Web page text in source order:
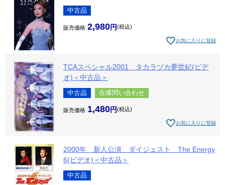
中古品
販売価格 2,980 税込
お気に入りに登録
TCAスペシャル2001 タカラヅカ夢世紀(ビデ
オ)＜中古品＞
中古品 在庫問い合わせ
販売価格 1,480 税込
お気に入りに登録
2000年 新人公演 ダイジェスト The Energy
6(ビデオ)＜中古品＞
中古品